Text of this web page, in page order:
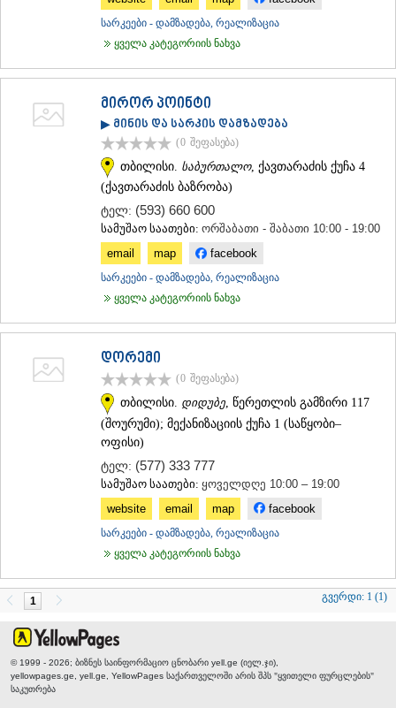
სარკეები - დამზადება, რეალიზაცია
ყველა კატეგორიის ნახვა
მირორ პოინტი
▶ მინის და სარკის დამზადება
(0 შეფასება)
თბილისი. საბურთალო, ქავთარაძის ქუჩა 4
(ქავთარაძის ბაზრობა)
ტელ: (593) 660 600
სამუშაო საათები: ორშაბათი - შაბათი 10:00 - 19:00
email
map facebook
სარკეები - დამზადება, რეალიზაცია
ყველა კატეგორიის ნახვა
დორემი
(0 შეფასება)
თბილისი. დიდუბე , წერეთლის გამზირი 117
(შოურუმი); მექანიზაციის ქუჩა 1 (საწყობი–
ოფისი)
ტელ: (577) 333 777
სამუშაო საათები: ყოველდღე 10:00 – 19:00
website
email map facebook
სარკეები - დამზადება, რეალიზაცია
ყველა კატეგორიის ნახვა
1 გვერდი: 1 (1)
© 1999 - 2026; ბიზნეს საინფორმაციო ცნობარი yell.ge (იელ.ჯი),
yellowpages.ge, yell.ge, YellowPages საქართველოში არის შპს "ყვითელი ფურცლების"
საკუთრება